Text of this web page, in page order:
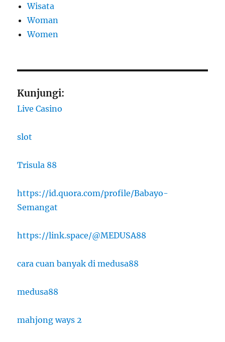
Wisata
Woman
Women
Kunjungi:
Live Casino
slot
Trisula 88
https://id.quora.com/profile/Babayo-
Semangat
https://link.space/@MEDUSA88
cara cuan banyak di medusa88
medusa88
mahjong ways 2